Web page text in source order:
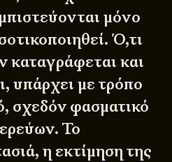
μόνο
Ό,τι
καταγράφεται και
υπάρχει με τρόπο
σχεδόν φασματικό
Το
η εκτίμηση της